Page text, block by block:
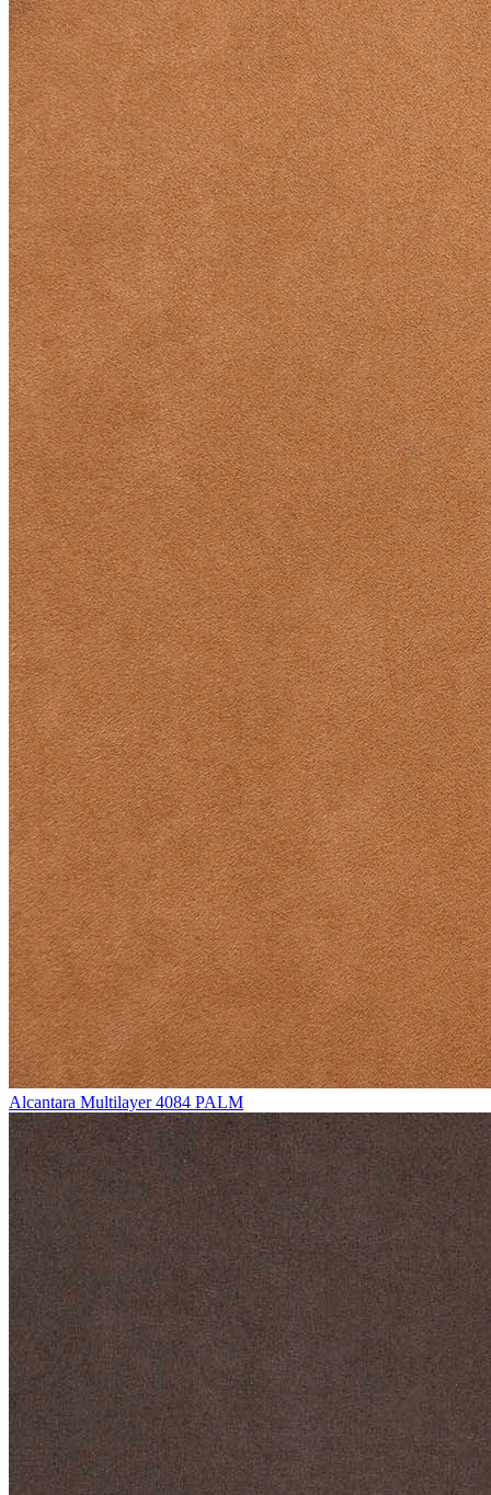
Alcantara Multilayer 4084 PALM